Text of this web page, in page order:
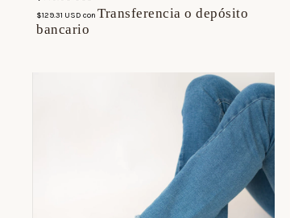
$129.31 USD con Transferencia o depósito
bancario